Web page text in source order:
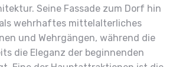
Seine Fassade zum Dorf hin
wehrhaftes mittelalterliches
und Wehrgängen, während die
die Eleganz der beginnenden